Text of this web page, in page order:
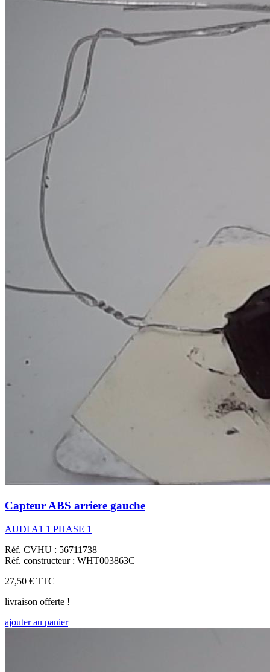
Capteur ABS arriere gauche
AUDI A1 1 PHASE 1
Réf. CVHU : 56711738
Réf. constructeur : WHT003863C
27,50 € TTC
livraison offerte !
ajouter au panier